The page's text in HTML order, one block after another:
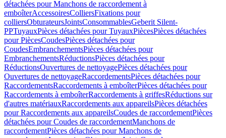
détachées pour Manchons de raccordement à
emboîterAccessoiresColliersFixations pour
colliersObturateursJointsConsommablesGeberit Silent-
PPTuyauxPièces détachées pour TuyauxPiècesPièces détachées
pour PiècesCoudesPièces détachées pour
CoudesEmbranchementsPièces détachées pour
EmbranchementsRéductionsPièces détachées pour
RéductionsOuvertures de nettoyagePièces détachées pour
Ouvertures de nettoyageRaccordementsPièces détachées pour
RaccordementsRaccordements à emboîterPièces détachées pour
Raccordements à emboîterRaccordements à griffesRéductions sur
d'autres matériauxRaccordements aux appareilsPièces détachées
pour Raccordements aux appareilsCoudes de raccordementPièces
détachées pour Coudes de raccordementManchons de
raccordementPièces détachées pour Manchons de